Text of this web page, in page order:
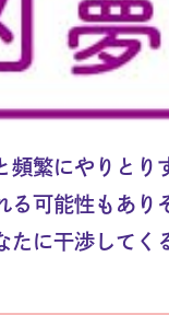
繁にやりと
可能性もあ
に干渉して